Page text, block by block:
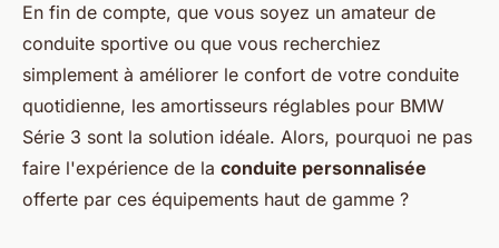
En fin de compte, que vous soyez un amateur de
conduite sportive ou que vous recherchiez
simplement à améliorer le confort de votre conduite
quotidienne, les amortisseurs réglables pour BMW
Série 3 sont la solution idéale. Alors, pourquoi ne pas
faire l'expérience de la conduite personnalisée
offerte par ces équipements haut de gamme ?